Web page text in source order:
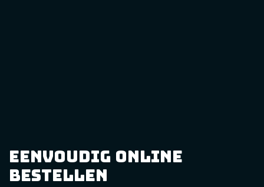
eenvoudig online
bestellen